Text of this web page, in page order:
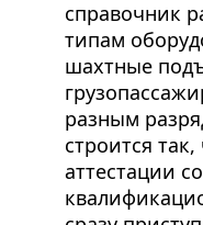
справочник
типам
шахтные
разным
строится
аттестации